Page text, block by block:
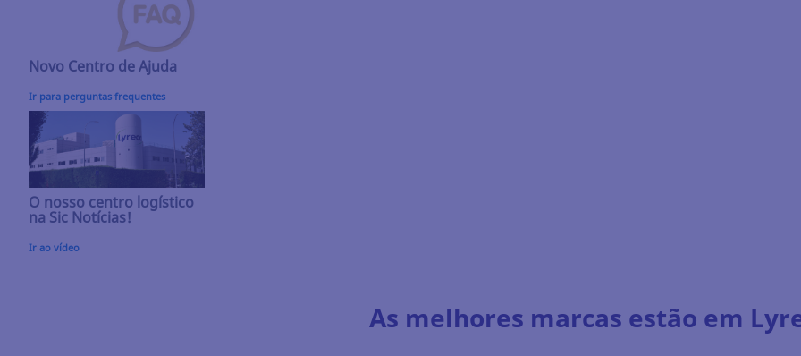
Novo Centro de Ajuda
Ir para perguntas frequentes
O nosso centro logístico
na Sic Notícias!
Ir ao vídeo
As melhores marcas estão em